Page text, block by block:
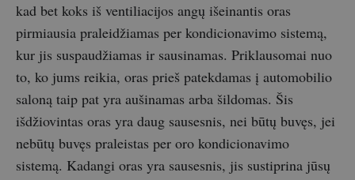
kad bet koks iš ventiliacijos angų išeinantis oras
pirmiausia praleidžiamas per kondicionavimo sistemą,
kur jis suspaudžiamas ir sausinamas. Priklausomai nuo
to, ko jums reikia, oras prieš patekdamas į automobilio
saloną taip pat yra aušinamas arba šildomas. Šis
išdžiovintas oras yra daug sausesnis, nei būtų buvęs, jei
nebūtų buvęs praleistas per oro kondicionavimo
sistemą. Kadangi oras yra sausesnis, jis sustiprina jūsų